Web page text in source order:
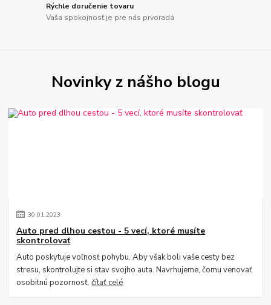
Rýchle doručenie tovaru
Vaša spokojnosť je pre nás prvoradá
Novinky z nášho blogu
30.01.2023
Auto pred dlhou cestou - 5 vecí, ktoré musíte
skontrolovať
Auto poskytuje voľnosť pohybu. Aby však boli vaše cesty bez
stresu, skontrolujte si stav svojho auta. Navrhujeme, čomu venovať
osobitnú pozornosť.čítať celé